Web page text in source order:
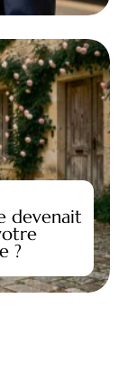
devenait
?